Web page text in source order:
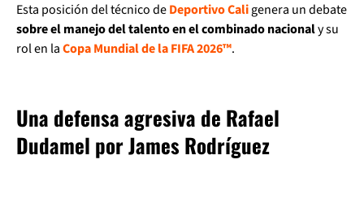
Esta posición del técnico deDeportivo Caligenera un debate
sobre el manejo del talento en el combinado nacionaly su
rol en laCopa Mundial de la FIFA 2026™.
Una defensa agresiva de Rafael
Dudamel por James Rodríguez